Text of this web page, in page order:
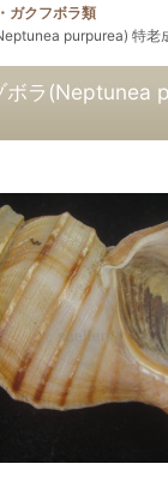
ガクフボラ類
purpurea) 特
ボラ(Neptunea